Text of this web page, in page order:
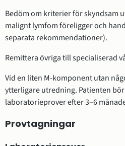
Bedöm om kriterier för skyndsam
malignt lymfom föreligger och
separata rekommendationer).
Remittera övriga till specialiserad
Vid en liten M-komponent utan
ytterligare utredning. Patienten
laboratorieprover efter 3–6
Provtagningar